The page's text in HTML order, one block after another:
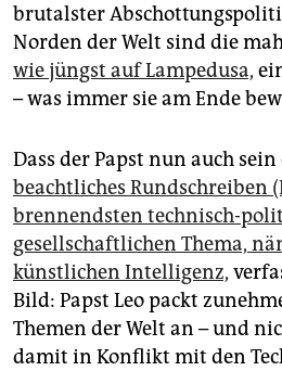
brutalster
Norden der Welt sind die
wie jüngst auf Lampedusa,
– was immer sie am Ende
Dass der Papst nun auch sein
beachtliches Rundschreiben
brennendsten technisch-
gesellschaftlichen Thema,
künstlichen Intelligenz,
Bild: Papst Leo packt
Themen der Welt an – und
damit in Konflikt mit den